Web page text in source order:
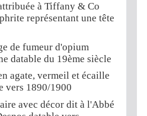
à Tiffany & Co
représentant une tête
de fumeur d'opium
datable du 19ème siècle
agate, vermeil et écaille
vers 1890/1900
avec décor dit à l'Abbé